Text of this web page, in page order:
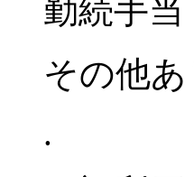
勤続手当
その他あ
.